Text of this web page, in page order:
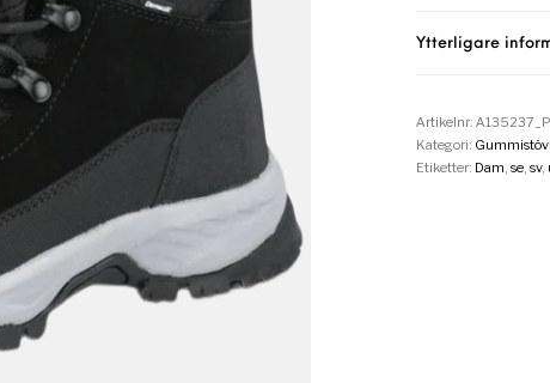
Ytterligare
Artikelnr:
Kategori:
Etiketter: Dam se, sv,